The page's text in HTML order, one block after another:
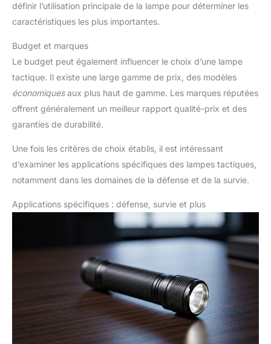
définir l’utilisation principale de la lampe pour déterminer les
caractéristiques les plus importantes.
Budget et marques
Le budget peut également influencer le choix d’une lampe
tactique. Il existe une large gamme de prix, des modèles
économiquesaux plus haut de gamme. Les marques réputées
offrent généralement un meilleur rapport qualité-prix et des
garanties de durabilité.
Une fois les critères de choix établis, il est intéressant
d’examiner les applications spécifiques des lampes tactiques,
notamment dans les domaines de la défense et de la survie.
Applications spécifiques : défense, survie et plus